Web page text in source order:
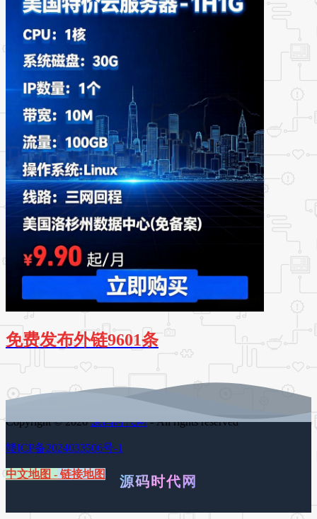
免费发布外链9601条
Copyright © 2026源码时代网- All rights reserved
赣ICP备2024033506号-1
中文地图 - 链接地图 源码时代网